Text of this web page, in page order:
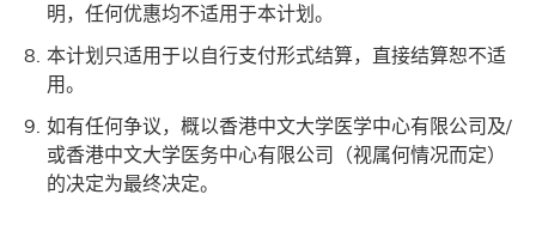
明，任何优惠均不适用于本计划。
本计划只适用于以自行支付形式结算，直接结算恕不适
用。
如有任何争议，概以香港中文大学医学中心有限公司及/
或香港中文大学医务中心有限公司（视属何情况而定）
的决定为最终决定。